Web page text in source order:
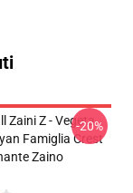
Zaini Z - Vegeta
Famiglia Crest
Zaino
-20%